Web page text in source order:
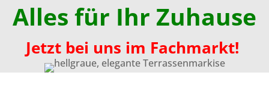
Alles für Ihr Zuhause
Jetzt bei uns im Fachmarkt!